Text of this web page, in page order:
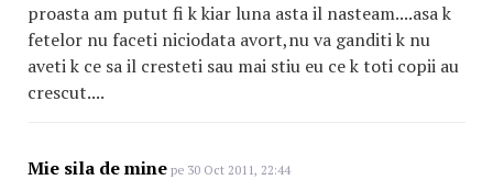
proasta am putut fi k kiar luna asta il nasteam....asa k
fetelor nu faceti niciodata avort,nu va ganditi k nu
aveti k ce sa il cresteti sau mai stiu eu ce k toti copii au
crescut....
Mie sila de mine pe 30 Oct 2011, 22:44